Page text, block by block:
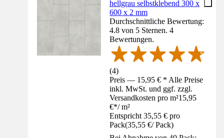
hellgrau selbstklebend 300 x
600 x 2 mm
Durchschnittliche Bewertung:
4.8 von 5 Sternen. 4
Bewertungen.
(4)
Preis — 15,95 € * Alle Preise
inkl. MwSt. und ggf. zzgl.
Versandkosten pro m²15,95
€*/ m²
Entspricht 35,55 € pro
Pack(35,55 €/ Pack)